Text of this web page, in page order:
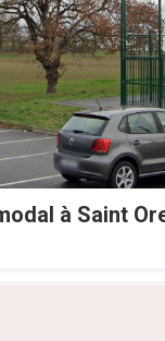
à Saint